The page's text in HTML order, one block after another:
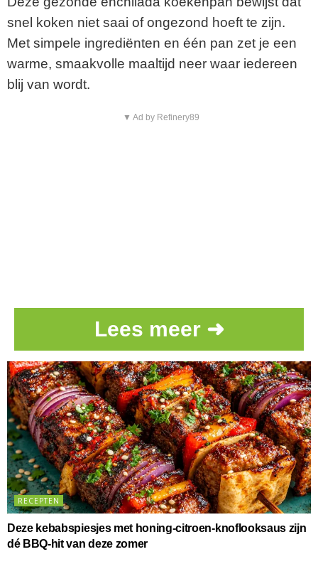
snel koken niet saai of ongezond hoeft te zijn.
Met simpele ingrediënten en één pan zet je een
warme, smaakvolle maaltijd neer waar iedereen
blij van wordt.
▼ Ad by Refinery89
Lees meer ➜
RECEPTEN
Deze kebabspiesjes met honing-citroen-knoflooksaus zijn
dé BBQ-hit van deze zomer